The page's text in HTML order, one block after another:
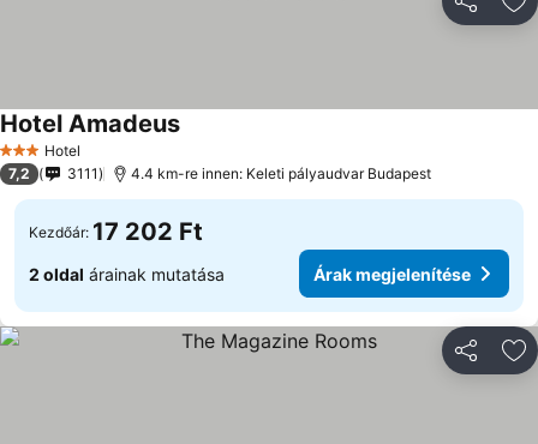
3 Kategória
Hotel
Hotel AmadeusÁrak megjelenítése
7,2 3111 4.4 km-re innen: Keleti pályaudvar Budapest
Kezdőár: 17 202 Ft
2 oldal árainak mutatása Árak megjelenítése